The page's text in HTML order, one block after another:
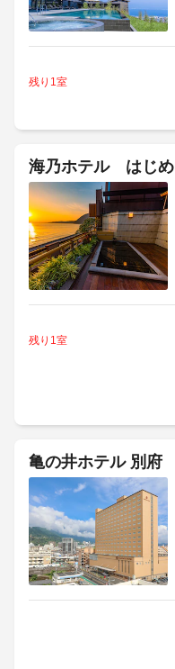
残り1室
海乃ホテル はじめ
残り1室
亀の井ホテル 別府